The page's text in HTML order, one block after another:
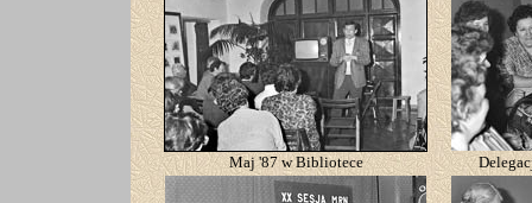
Maj '87 w Bibliotece